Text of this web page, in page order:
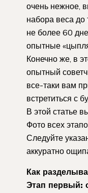
очень нежное,
набора веса до
не более 60
опытные
Конечно же, в
опытный
все-таки вам
встретиться с
В этой статье
Фото всех
Следуйте
аккуратно
Как
Этап первый: